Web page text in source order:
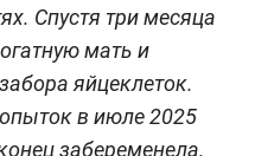
Спустя три месяца
мать и
яйцеклеток.
в июле 2025
забеременела.